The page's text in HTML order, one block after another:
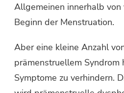
Allgemeinen innerhalb von
Beginn der Menstruation.
Aber eine kleine Anzahl
prämenstruellem Syndrom
Symptome zu verhindern.